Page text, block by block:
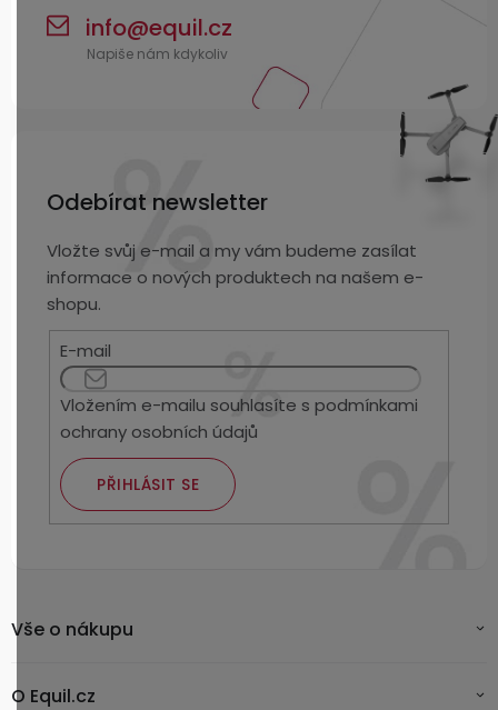
info@equil.cz
Odebírat newsletter
Vložte svůj e-mail a my vám budeme zasílat
informace o nových produktech na našem e-
shopu.
E-mail
Vložením e-mailu souhlasíte spodmínkami
ochrany osobních údajů
PŘIHLÁSIT SE
Vše o nákupu
O Equil.cz